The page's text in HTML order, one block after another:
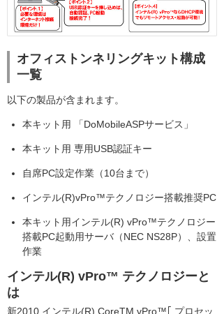
オフィストンネリングキット構成
一覧
以下の製品が含まれます。
本キット用 「DoMobileASPサービス」
本キット用 専用USB認証キー
自席PC設定作業（10台まで）
インテル(R)vPro™テクノロジー搭載推奨PC
本キット用インテル(R) vPro™テクノロジー
搭載PC起動用サーバ（NEC NS28P）、設置
作業
インテル(R) vPro™ テクノロジーと
は
新2010 インテル(R) CoreTM vPro™｢ プロセッ